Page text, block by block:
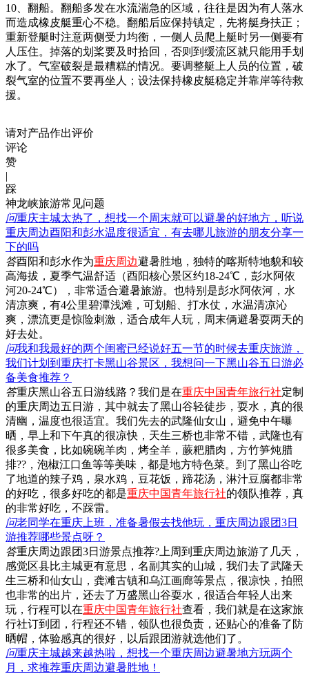
10、翻船。翻船多发在水流湍急的区域，往往是因为有人落水
而造成橡皮艇重心不稳。翻船后应保持镇定，先将艇身扶正；
重新登艇时注意两侧受力均衡，一侧人员爬上艇时另一侧要有
人压住。掉落的划桨要及时拾回，否则到缓流区就只能用手划
水了。气室破裂是最糟糕的情况。要调整艇上人员的位置，破
裂气室的位置不要再坐人；设法保持橡皮艇稳定并靠岸等待救
援。
请对产品作出评价
评论
赞
|
踩
神龙峡旅游常见问题
问重庆主城太热了，想找一个周末就可以避暑的好地方，听说
重庆周边酉阳和彭水温度很适宜，有去哪儿旅游的朋友分享一
下的吗
答酉阳和彭水作为重庆周边避暑胜地，独特的喀斯特地貌和较
高海拔，夏季气温舒适（酉阳核心景区约18-24℃，彭水阿依
河20-24℃），非常适合避暑旅游。也特别是彭水阿依河，水
清凉爽，有4公里碧潭浅滩，可划船、打水仗，水温清凉沁
爽，漂流更是惊险刺激，适合成年人玩，周末俩避暑耍两天的
好去处。
问我和我最好的两个闺蜜已经说好五一节的时候去重庆旅游，
我们计划到重庆打卡黑山谷景区，我想问一下黑山谷五日游必
备美食推荐？
答重庆黑山谷五日游线路？我们是在重庆中国青年旅行社定制
的重庆周边五日游，其中就去了黑山谷轻徒步，耍水，真的很
清幽，温度也很适宜。我们先去的武隆仙女山，避免中午曝
晒，早上和下午真的很凉快，天生三桥也非常不错，武隆也有
很多美食，比如碗碗羊肉，烤全羊，蕨粑腊肉，方竹笋炖腊
排??，泡椒江口鱼等等美味，都是地方特色菜。到了黑山谷吃
了地道的辣子鸡，泉水鸡，豆花饭，蹄花汤，淋汁豆腐都非常
的好吃，很多好吃的都是重庆中国青年旅行社的领队推荐，真
的非常好吃，不踩雷。
问老同学在重庆上班，准备暑假去找他玩，重庆周边跟团3日
游推荐哪些景点呀？
答重庆周边跟团3日游景点推荐?上周到重庆周边旅游了几天，
感觉区县比主城更有意思，名副其实的山城，我们去了武隆天
生三桥和仙女山，龚滩古镇和乌江画廊等景点，很凉快，拍照
也非常的出片，还去了万盛黑山谷耍水，很适合年轻人出来
玩，行程可以在重庆中国青年旅行社查看，我们就是在这家旅
行社订到团，行程还不错，领队也很负责，还贴心的准备了防
晒帽，体验感真的很好，以后跟团游就选他们了。
问重庆主城越来越热啦，想找一个重庆周边避暑地方玩两个
月，求推荐重庆周边避暑胜地！